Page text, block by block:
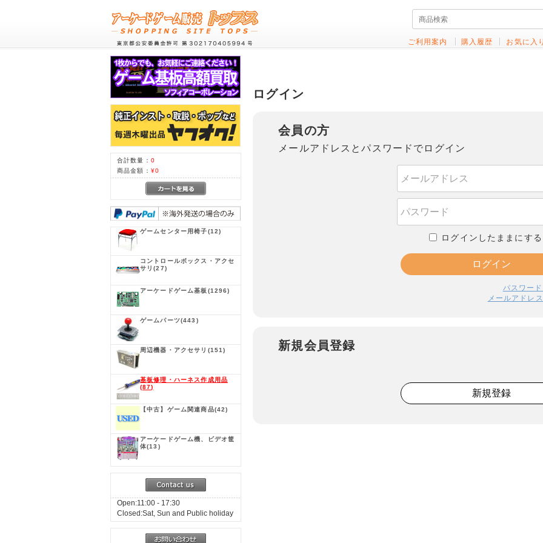
ご利用案内 購入履歴 お気に入り
合計数量： 0
商品金額： ¥0
ゲームセンター用椅子(12)
コントロールボックス・アクセ
サリ(27)
アーケードゲーム基板 (1296)
ゲームパーツ(443)
周辺機器・アクセサリ (151)
基板修理・ハーネス作成用品
(87)
【中古】ゲーム関連商品(42)
アーケードゲーム機、ビデオ筐
体(13)
Open:11:00 - 17:30
Closed:Sat, Sun and Public holiday
ログイン
会員の方
メールアドレスとパスワードでログイン
ログインしたままにする
ログイン
パスワー
メールアドレ
新規会員登録
新規登録